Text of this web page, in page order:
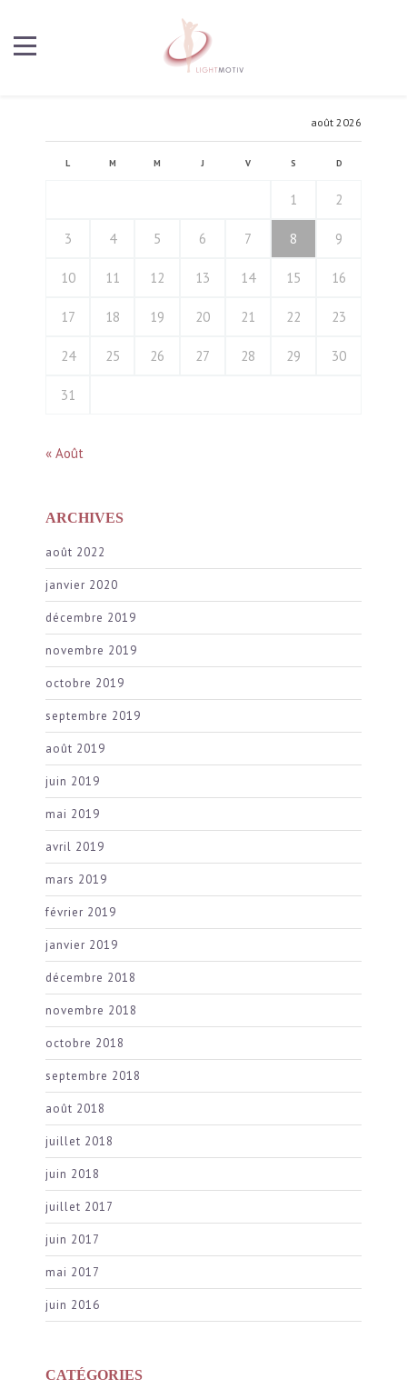
août 2026
L M M J V S D
1 2
3 4 5 6 7 8 9
10 11 12 13 14 15 16
17 18 19 20 21 22 23
24 25 26 27 28 29 30
31
« Août
ARCHIVES
août 2022
janvier 2020
décembre 2019
novembre 2019
octobre 2019
septembre 2019
août 2019
juin 2019
mai 2019
avril 2019
mars 2019
février 2019
janvier 2019
décembre 2018
novembre 2018
octobre 2018
septembre 2018
août 2018
juillet 2018
juin 2018
juillet 2017
juin 2017
mai 2017
juin 2016
CATÉGORIES